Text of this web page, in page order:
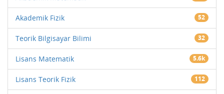
Akademik Fizik 52
Teorik Bilgisayar Bilimi 32
Lisans Matematik 5.6k
Lisans Teorik Fizik 112